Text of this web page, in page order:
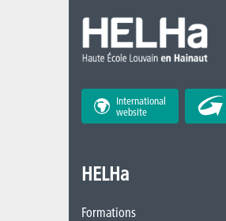
International
website
HELHa
Formations